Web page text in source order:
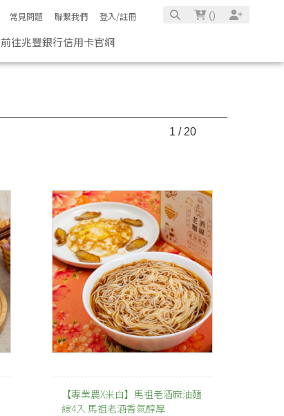
常見問題 聯繫我們 登入/註冊 ()
前往兆豐銀行信用卡官網
1 / 20
【專業農X米白】馬祖老酒麻油麵
線4入 馬祖老酒香氣醇厚